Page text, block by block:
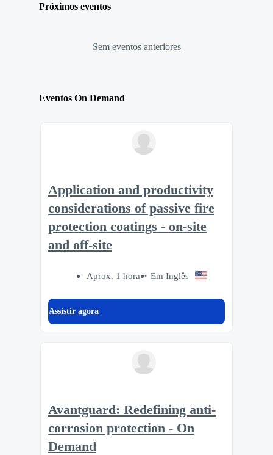
Próximos eventos
Sem eventos anteriores
Eventos On Demand
Application and productivity
considerations of passive fire
protection coatings - on-site
and off-site
Aprox. 1 hora Em Inglês
Assistir agora
Avantguard: Redefining anti-
corrosion protection - On
Demand